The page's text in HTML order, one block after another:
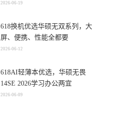
2026-06-19
618换机优选华硕无双系列，大
屏、便携、性能全都要
2026-06-12
618AI轻薄本优选，华硕无畏
14SE 2026学习办公两宜
2026-06-09